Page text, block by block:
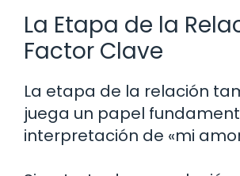
La Etapa de la
Factor Clave
La etapa de la relación
juega un papel
interpretación de «mi